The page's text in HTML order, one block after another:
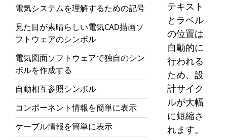
電気システムを理解するための記号
見た目が素晴らしい電気CAD描画ソ
フトウェアのシンボル
電気図面ソフトウェアで独自のシン
ボルを作成する
自動相互参照シンボル
コンポーネント情報を簡単に表示
ケーブル情報を簡単に表示
テキスト
とラベル
の位置は
自動的に
行われる
ため、設
計サイク
ルが大幅
に短縮さ
れます。